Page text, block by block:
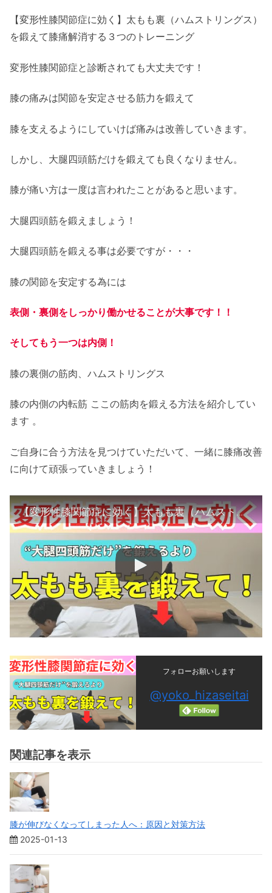
【変形性膝関節症に効く】太もも裏（ハムストリングス）
を鍛えて膝痛解消する３つのトレーニング
変形性膝関節症と診断されても大丈夫です！
膝の痛みは関節を安定させる筋力を鍛えて
膝を支えるようにしていけば痛みは改善していきます。
しかし、大腿四頭筋だけを鍛えても良くなりません。
膝が痛い方は一度は言われたことがあると思います。
大腿四頭筋を鍛えましょう！
大腿四頭筋を鍛える事は必要ですが・・・
膝の関節を安定する為には
表側・裏側をしっかり働かせることが大事です！！
そしてもう一つは内側！
膝の裏側の筋肉、ハムストリングス
膝の内側の内転筋 ここの筋肉を鍛える方法を紹介してい
ます 。
ご自身に合う方法を見つけていただいて、一緒に膝痛改善
に向けて頑張っていきましょう！
【変形性膝関節症に効く】太もも裏（ハムストリングス）を鍛えて膝痛を解消する３つのトレーニング
フォローお願いします
@yoko_hizaseitai
関連記事を表示
膝が伸びなくなってしまった人へ：原因と対策方法
2025-01-13